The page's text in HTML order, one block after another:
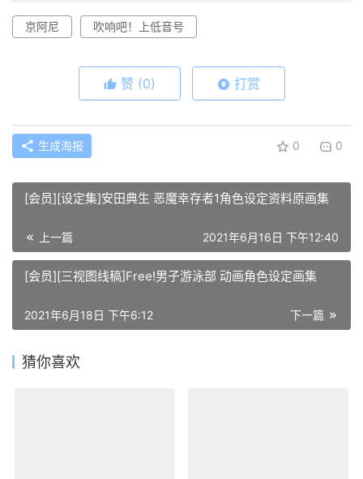
京阿尼 吹响吧！上低音号
赞 (0) 打赏
生成海报 0 0
[会员][设定集]安田典生 恶魔幸存者1角色设定资料原画集
上一篇 2021年6月16日 下午12:40
[会员][三视图线稿]Free!男子游泳部 动画角色设定画集
下一篇
2021年6月18日 下午6:12
猜你喜欢